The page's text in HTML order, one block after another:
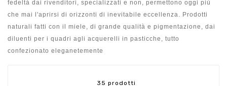
fedeltà dai rivenditori, specializzati e non, permettono oggi più
che mai l'aprirsi di orizzonti di inevitabile eccellenza. Prodotti
naturali fatti con il miele, di grande qualità e pigmentazione, dai
diluenti per i quadri agli acquerelli in pasticche, tutto
confezionato eleganetemente
35 prodotti